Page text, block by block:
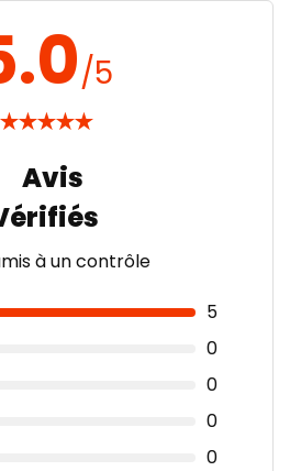
/5
★★★★★
à un contrôle
5
0
0
0
0